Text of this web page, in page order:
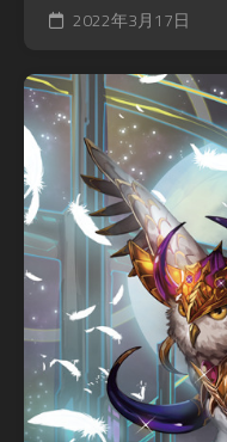
2022年3月17日